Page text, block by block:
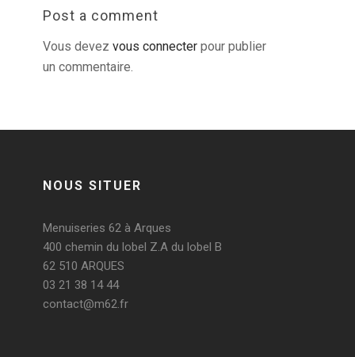
Post a comment
Vous devez vous connecter pour publier
un commentaire.
NOUS SITUER
Menuiseries 62 à Arques
400 chemin du lobel Z.A du lobel B
62 510 ARQUES
03 21 38 14 44
contact@m62.fr